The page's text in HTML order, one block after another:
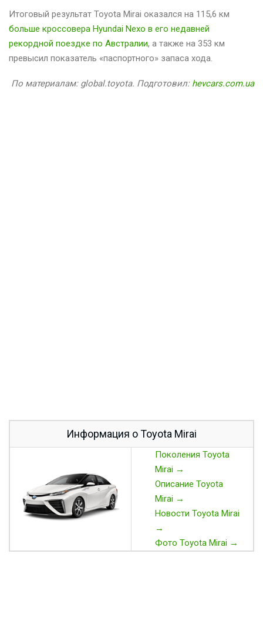
Итоговый результат Toyota Mirai оказался на 115,6 км
больше кроссовера Hyundai Nexo в его недавней
рекордной поездке по Австралии, а также на 353 км
превысил показатель «паспортного» запаса хода.
По материалам: global.toyota. Подготовил: hevcars.com.ua
Информация о Toyota Mirai
Поколения Toyota
Mirai →
Описание Toyota
Mirai →
Новости Toyota Mirai
→
Фото Toyota Mirai →